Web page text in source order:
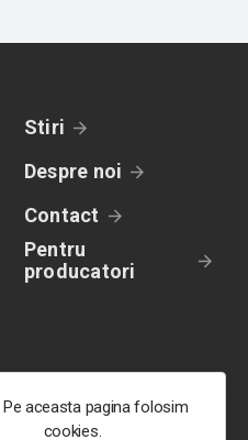
Stiri
Despre noi
Contact
Pentru
producatori
Pe aceasta pagina folosim
cookies.